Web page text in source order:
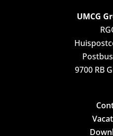
UMCG
9700 RB